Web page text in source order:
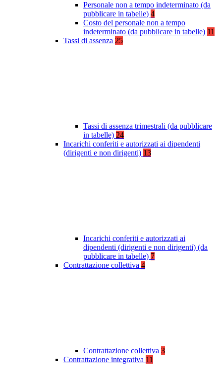
Personale non a tempo indeterminato (da
pubblicare in tabelle) 4
Costo del personale non a tempo
indeterminato (da pubblicare in tabelle) 11
Tassi di assenza 25
Tassi di assenza trimestrali (da pubblicare
in tabelle) 24
Incarichi conferiti e autorizzati ai dipendenti
(dirigenti e non dirigenti) 13
Incarichi conferiti e autorizzati ai
dipendenti (dirigenti e non dirigenti) (da
pubblicare in tabelle) 7
Contrattazione collettiva 4
Contrattazione collettiva 3
Contrattazione integrativa 11